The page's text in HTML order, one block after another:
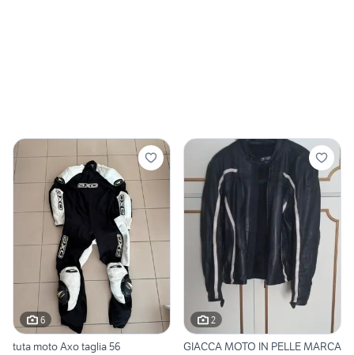
6
tuta moto Axo taglia 56
2
GIACCA MOTO IN PELLE MARCA